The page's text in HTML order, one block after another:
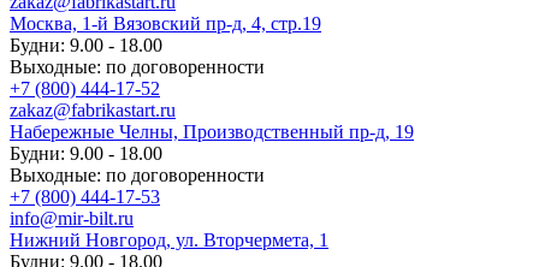
Москва, 1-й Вязовский пр-д, 4, стр.19
Будни: 9.00 - 18.00
Выходные: по договоренности
+7 (800) 444-17-52
zakaz@fabrikastart.ru
Набережные Челны, Производственный пр-д, 19
Будни: 9.00 - 18.00
Выходные: по договоренности
+7 (800) 444-17-53
info@mir-bilt.ru
Нижний Новгород, ул. Вторчермета, 1
Будни: 9.00 - 18.00